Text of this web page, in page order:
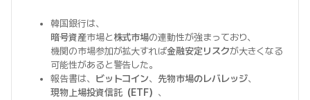
韓国銀行は、
暗号資産市場と株式市場の連動性が強まっており、
機関の市場参加が拡大すれば金融安定リスクが大きくなる
可能性があると警告した。
報告書は、 ビットコイン、 先物市場のレバレッジ、
現物上場投資信託（ETF） 、